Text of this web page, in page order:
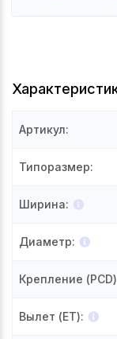
Артикул:
Типоразмер:
Ширина:
Диаметр:
Крепление (PCD)
Вылет (ET):